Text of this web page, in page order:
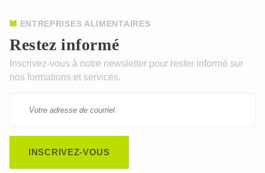
Restez informé
ENTREPRISES ALIMENTAIRES
Inscrivez-vous à notre newsletter pour rester informé sur
nos formations et services.